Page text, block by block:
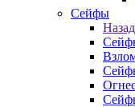
Сейфы
Назад